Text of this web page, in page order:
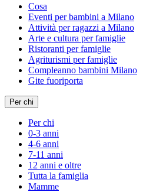
Cosa
Eventi per bambini a Milano
Attività per ragazzi a Milano
Arte e cultura per famiglie
Ristoranti per famiglie
Agriturismi per famiglie
Compleanno bambini Milano
Gite fuoriporta
Per chi
Per chi
0-3 anni
4-6 anni
7-11 anni
12 anni e oltre
Tutta la famiglia
Mamme